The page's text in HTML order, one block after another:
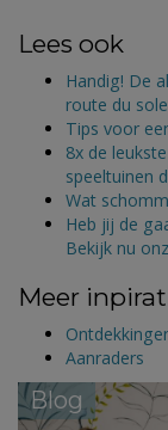
Lees ook
Handig! De
route du
Tips voor
8x de
speeltuinen
Wat
Heb jij de
Bekijk nu
Meer
Aanraders
Blog